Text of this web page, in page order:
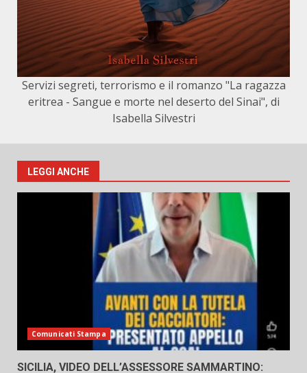
Servizi segreti, terrorismo e il romanzo "La ragazza
eritrea - Sangue e morte nel deserto del Sinai", di
Isabella Silvestri
LEGGI ANCHE
Comunicati Stampa
SICILIA, VIDEO DELL’ASSESSORE SAMMARTINO: